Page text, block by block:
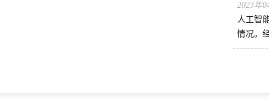
2023年
人工智
情况。